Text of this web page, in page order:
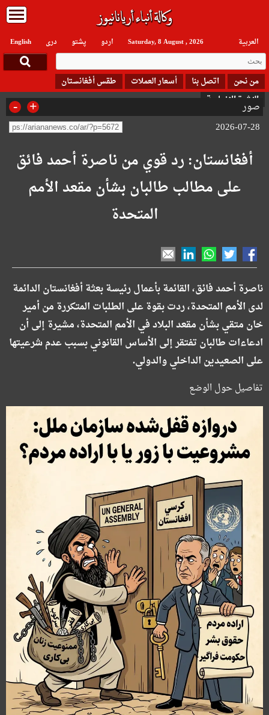
English دری پشتو العربیة اردو Saturday, 8 August , 2026
من نحن اتصل بنا أسعار العملات
طقس أفغانستان
النشرة الإخبارية
صور - +
2026-07-28
أفغانستان: رد قوي من ناصرة أحمد فائق
على مطالب طالبان بشأن مقعد الأمم
المتحدة
ناصرة أحمد فائق، القائمة بأعمال رئيسة بعثة أفغانستان الدائمة
لدى الأمم المتحدة، ردت بقوة على الطلبات المتكررة من أمير
خان متقي بشأن مقعد البلاد في الأمم المتحدة، مشيرة إلى أن
ادعاءات طالبان تفتقر إلى الأساس القانوني بسبب عدم شرعيتها
على الصعيدين الداخلي والدولي.
تفاصيل حول الوضع